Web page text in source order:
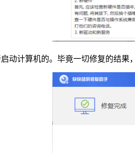
动计算机的。毕竟一切修复的结果